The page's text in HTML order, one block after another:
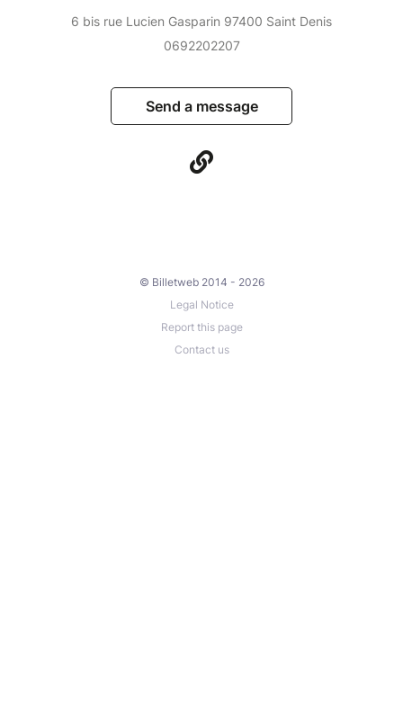
6 bis rue Lucien Gasparin 97400 Saint Denis
0692202207
Send a message
© Billetweb 2014 - 2026
Legal Notice
Report this page
Contact us